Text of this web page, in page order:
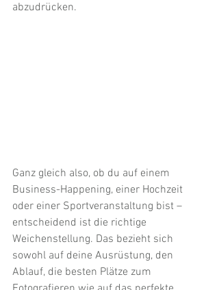
abzudrücken.
Ganz gleich also, ob du auf einem
Business-Happening, einer Hochzeit
oder einer Sportveranstaltung bist –
entscheidend ist die richtige
Weichenstellung. Das bezieht sich
sowohl auf deine Ausrüstung, den
Ablauf, die besten Plätze zum